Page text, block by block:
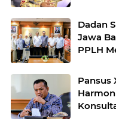
Dadan
Jawa
PPLH
Pansus